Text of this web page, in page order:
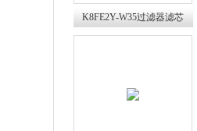
K8FE2Y-W35过滤器滤芯
K8FE3VZ普优滤器